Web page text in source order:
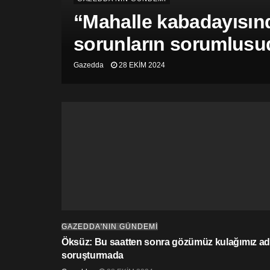
“Mahalle
sorunların
Gazedda 28 EKIM 2024
GAZEDDA'NIN GÜNDEMİ
Öksüz: Bu saatten sonra gözümüz kulağımız
soruşturmada